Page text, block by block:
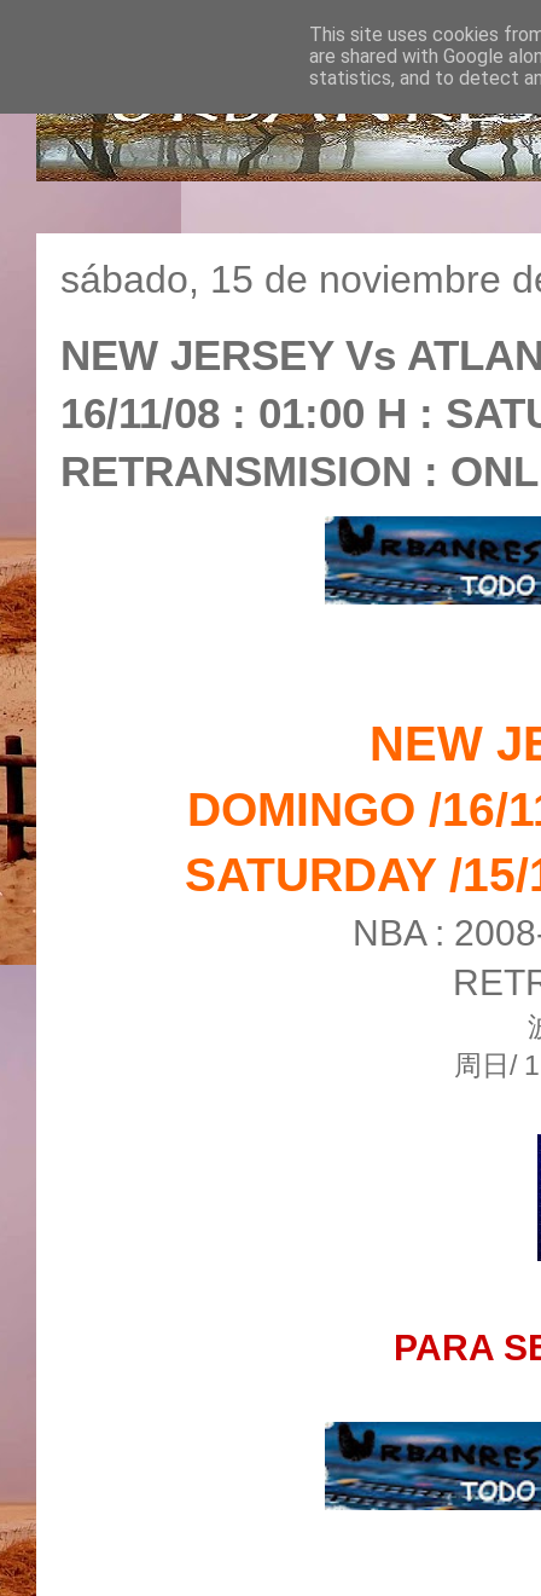
sábado, 15 de noviembre
NEW JERSEY Vs
16/11/08 : 01:00 H :
RETRANSMISION :
NEW
DOMINGO /16/
SATURDAY /
NBA :
周日/
PARA
This site uses cookies
are shared with Google
statistics, and to detect